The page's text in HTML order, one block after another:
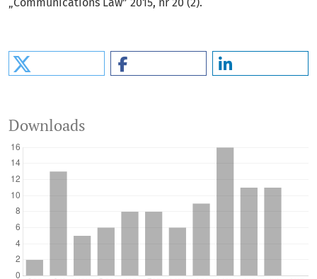
„Communications Law” 2015, nr 20 (2).
Downloads